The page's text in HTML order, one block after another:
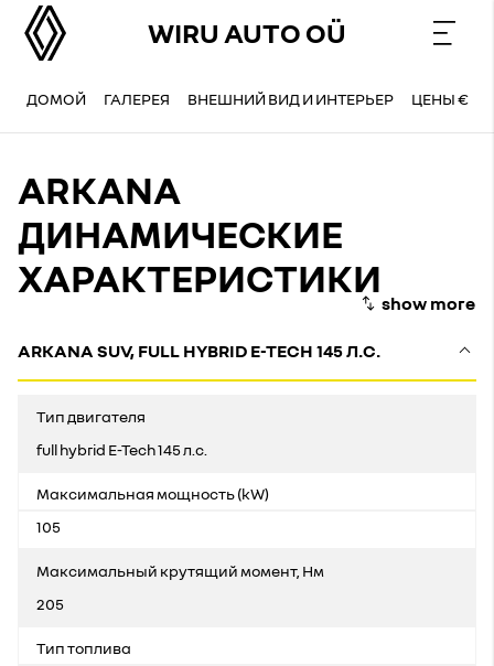
WIRU AUTO OÜ
ДОМОЙ ГАЛЕРЕЯ ВНЕШНИЙ ВИД И ИНТЕРЬЕР ЦЕНЫ €
ARKANA
ДИНАМИЧЕСКИЕ
ХАРАКТЕРИСТИКИ
ARKANA SUV, FULL HYBRID E-TECH 145 Л.С.
Тип двигателя
full hybrid E-Tech 145 л.с.
Максимальная мощность (kW)
105
Максимальный крутящий момент, Нм
205
Тип топлива